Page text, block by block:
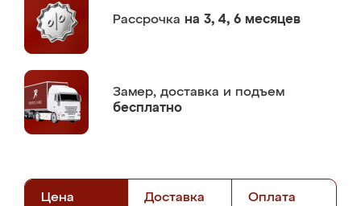
Рассрочка на 3, 4, 6 месяцев
Замер, доставка и подъем
бесплатно
Цена Доставка Оплата